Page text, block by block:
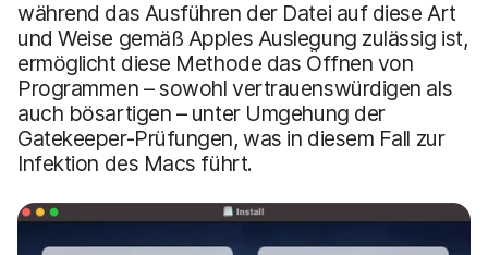
während das Ausführen der Datei auf diese Art
und Weise gemäß Apples Auslegung zulässig ist,
ermöglicht diese Methode das Öffnen von
Programmen – sowohl vertrauenswürdigen als
auch bösartigen – unter Umgehung der
Gatekeeper-Prüfungen, was in diesem Fall zur
Infektion des Macs führt.